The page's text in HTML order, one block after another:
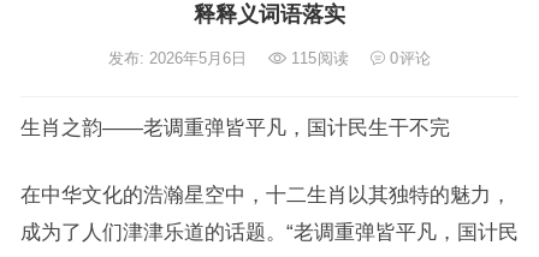
释释义词语落实
发布: 2026年5月6日 115阅读 0评论
生肖之韵——老调重弹皆平凡，国计民生干不完
在中华文化的浩瀚星空中，十二生肖以其独特的魅力，
成为了人们津津乐道的话题。“老调重弹皆平凡，国计民